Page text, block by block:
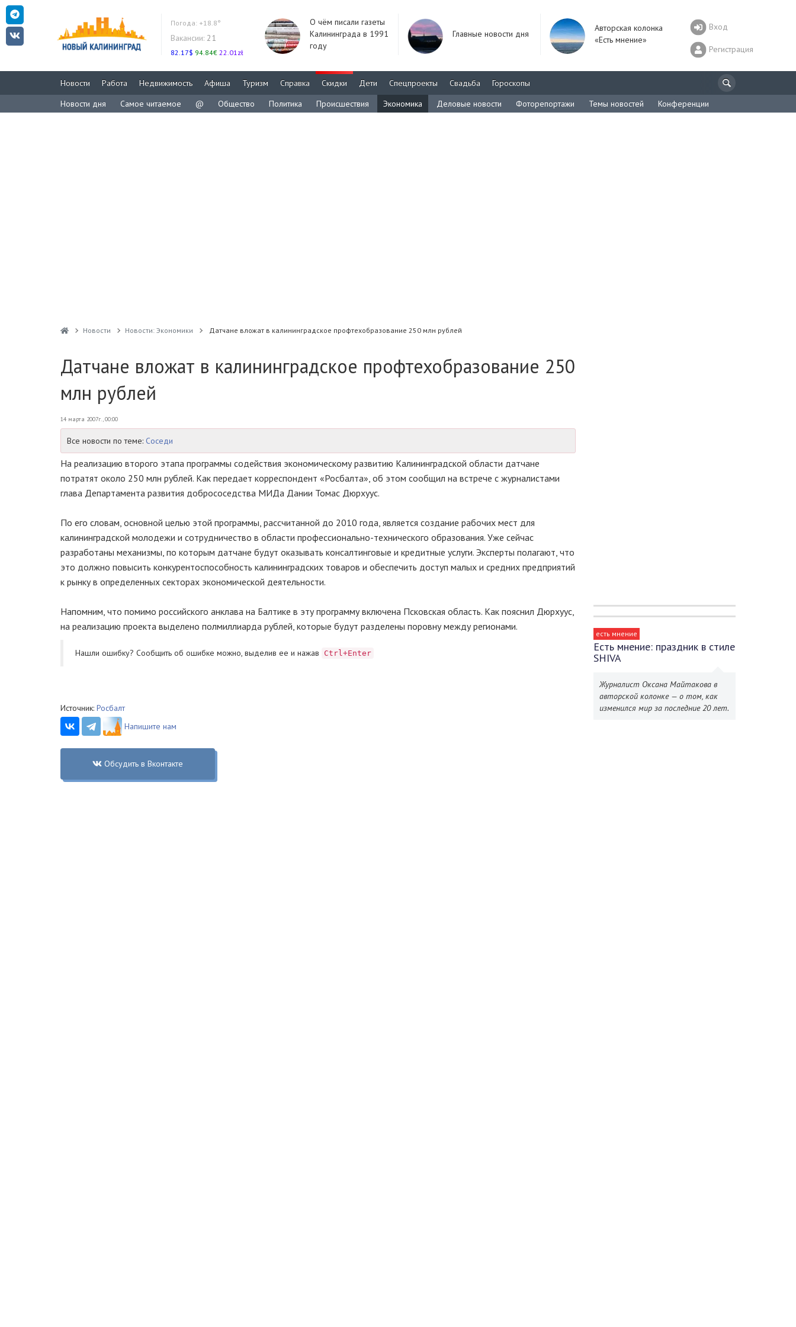
Погода: +18.8°
Вакансии: 21
82.17$ 94.84€ 22.01zł
О чём писали газеты
Калининграда в 1991
году
Главные новости дня
Авторская колонка
«Есть мнение»
Вход
Регистрация
Новости Работа Недвижимость Афиша Туризм Справка Скидки Дети Спецпроекты Свадьба
Гороскопы
Новости дня
Самое читаемое @ Общество Политика Происшествия Экономика Деловые новости Фоторепортажи Темы новостей Конференции
Новости Новости: Экономики Датчане вложат в калининградское профтехобразование 250 млн рублей
Датчане вложат в калининградское профтехобразование 250
млн рублей
14 марта 2007г., 00:00
Все новости по теме: Соседи
На реализацию второго этапа программы содействия экономическому развитию Калининградской области датчане
потратят около 250 млн рублей. Как передает корреспондент «Росбалта», об этом сообщил на встрече с журналистами
глава Департамента развития добрососедства МИДа Дании Томас Дюрхуус.
По его словам, основной целью этой программы, рассчитанной до 2010 года, является создание рабочих мест для
калининградской молодежи и сотрудничество в области профессионально-технического образования. Уже сейчас
разработаны механизмы, по которым датчане будут оказывать консалтинговые и кредитные услуги. Эксперты полагают, что
это должно повысить конкурентоспособность калининградских товаров и обеспечить доступ малых и средних предприятий
к рынку в определенных секторах экономической деятельности.
Напомним, что помимо российского анклава на Балтике в эту программу включена Псковская область. Как пояснил Дюрхуус,
на реализацию проекта выделено полмиллиарда рублей, которые будут разделены поровну между регионами.
Нашли ошибку? Cообщить об ошибке можно, выделив ее и нажав Ctrl+Enter
Источник: Росбалт
Напишите нам
Обсудить в Вконтакте
есть мнение
Есть мнение: праздник в стиле
SHIVA
Журналист Оксана Майтакова в
авторской колонке — о том, как
изменился мир за последние 20 лет.